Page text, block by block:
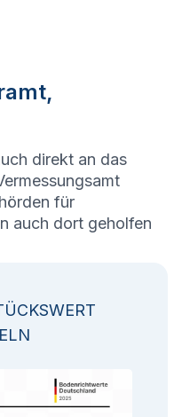
direkt an das
für
auch dort geholfen